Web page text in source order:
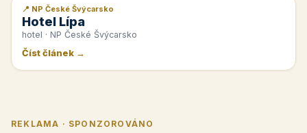
📰 PR článek
📍 NP České Švýcarsko
Hotel Lípa
hotel · NP České Švýcarsko
Číst článek →
REKLAMA · SPONZOROVÁNO